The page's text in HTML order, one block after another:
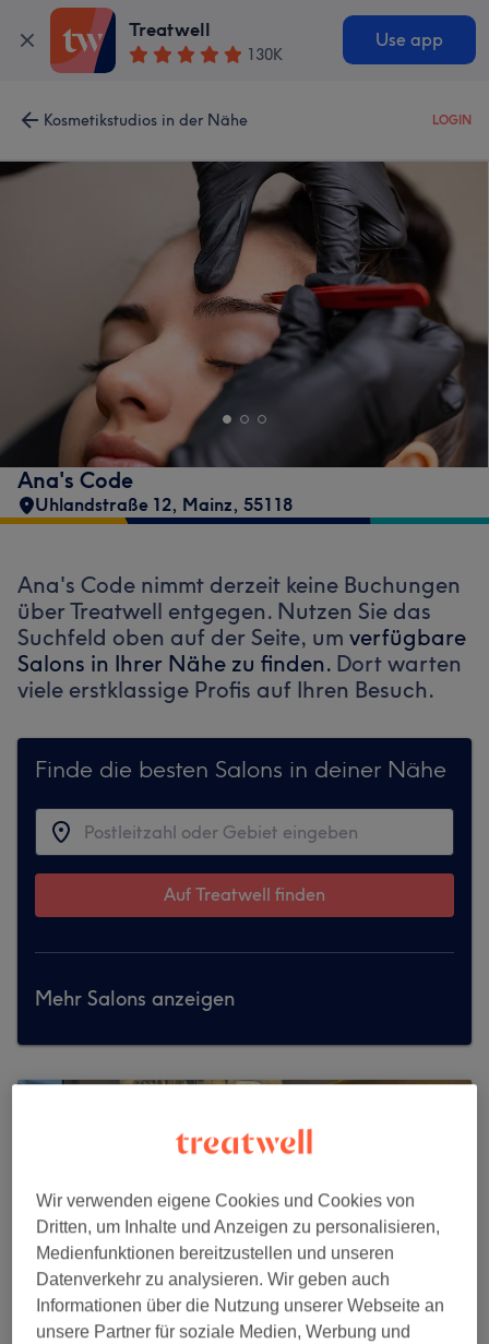
Treatwell
130K
Use app
Kosmetikstudios in der Nähe LOGIN
Ana's Code
Uhlandstraße 12, Mainz, 55118
Ana's Code nimmt derzeit keine Buchungen
über Treatwell entgegen. Nutzen Sie das
Suchfeld oben auf der Seite, um verfügbare
Salons in Ihrer Nähe zu finden. Dort warten
viele erstklassige Profis auf Ihren Besuch.
Finde die besten Salons in deiner Nähe
Auf Treatwell finden
Mehr Salons anzeigen
Wir verwenden eigene Cookies und Cookies von
Dritten, um Inhalte und Anzeigen zu personalisieren,
Medienfunktionen bereitzustellen und unseren
Datenverkehr zu analysieren. Wir geben auch
Informationen über die Nutzung unserer Webseite an
unsere Partner für soziale Medien, Werbung und